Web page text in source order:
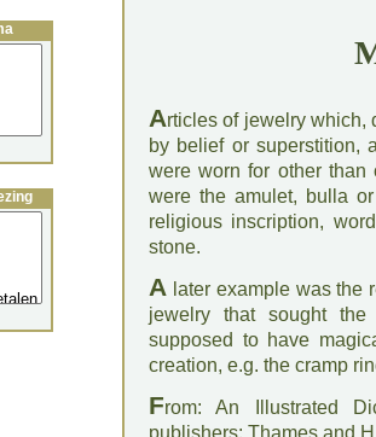
Articles of jewelry which,
by belief or superstition,
were worn for other than
were the amulet, bulla
religious inscription,
stone.
A later example was the
jewelry that sought
supposed to have
creation, e.g. the cramp
From: An Illustrated
publishers: Thames and